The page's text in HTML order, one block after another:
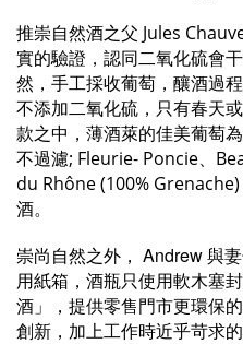
推崇自然酒之父 Jules
實的驗證，認同二氧化硫會
然，手工採收葡萄，釀酒過
不添加二氧化硫，只有春天
款之中，薄酒萊的佳美葡萄
不過濾; Fleurie- Poncie、
du Rhône (100%
酒。
崇尚自然之外， Andrew與
用紙箱，酒瓶只使用軟木塞
酒」，提供零售門市更環保
創新，加上工作時近乎苛求